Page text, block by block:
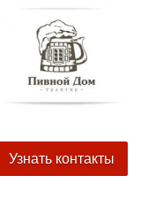
Узнать контакты